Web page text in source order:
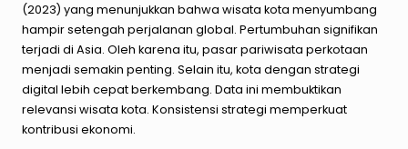
(2023) yang menunjukkan bahwa wisata kota menyumbang
hampir setengah perjalanan global. Pertumbuhan signifikan
terjadi di Asia. Oleh karena itu, pasar pariwisata perkotaan
menjadi semakin penting. Selain itu, kota dengan strategi
digital lebih cepat berkembang. Data ini membuktikan
relevansi wisata kota. Konsistensi strategi memperkuat
kontribusi ekonomi.